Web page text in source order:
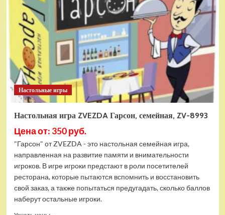
Приключения
Робина
(ZV-
8858)
Настольные игры
Настольная игра ZVEZDA Гарсон, семейная, ZV-8993
Цена от: 350 руб.
"Гарсон" от ZVEZDA - это настольная семейная игра,
направленная на развитие памяти и внимательности
игроков. В игре игроки предстают в роли посетителей
ресторана, которые пытаются вспомнить и восстановить
свой заказ, а также попытаться предугадать, сколько баллов
наберут остальные игроки.